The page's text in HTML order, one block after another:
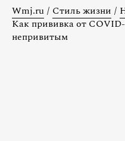
Wmj.ru / Стиль жизни /
Как прививка от COVID-
непривитым